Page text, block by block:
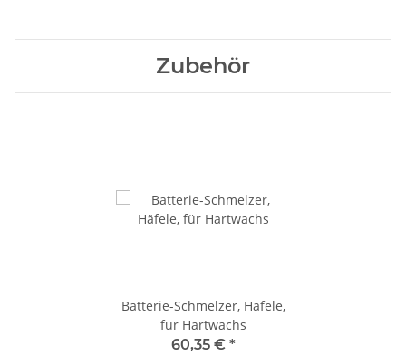
Zubehör
Batterie-Schmelzer, Häfele,
für Hartwachs
60,35 € *